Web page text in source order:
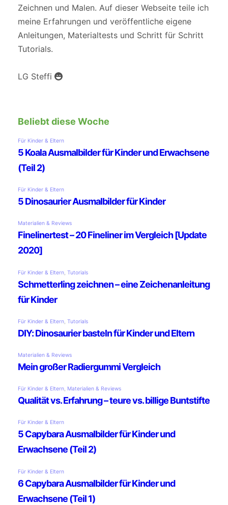
Zeichnen und Malen. Auf dieser Webseite teile ich
meine Erfahrungen und veröffentliche eigene
Anleitungen, Materialtests und Schritt für Schritt
Tutorials.
LG Steffi
Beliebt diese Woche